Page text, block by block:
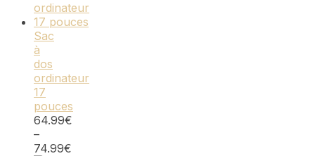
Sac
à
dos
ordinateur
17
pouces
64.99€
–
74.99€